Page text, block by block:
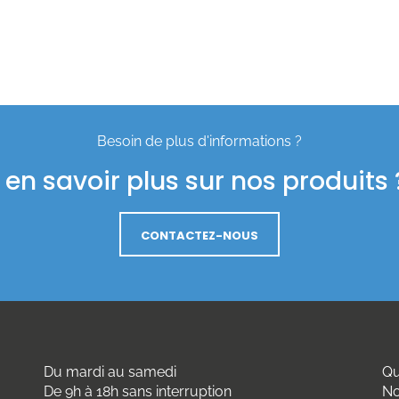
Besoin de plus d'informations ?
savoir plus sur nos produits
CONTACTEZ-NOUS
Du mardi au samedi
De 9h à 18h sans interruption